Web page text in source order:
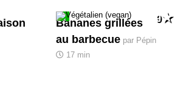
Bananes grillées
au barbecue par Pépin
17 min
9